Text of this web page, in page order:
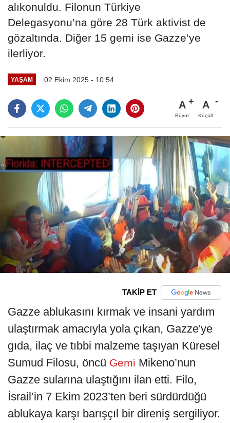
alıkonuldu. Filonun Türkiye
Delegasyonu’na göre 28 Türk aktivist de
gözaltında. Diğer 15 gemi ise Gazze’ye
ilerliyor.
YAŞAM 02 Ekim 2025 - 10:54
A
Büyüt
A
Küçült
TAKİP ET
Gazze ablukasını kırmak ve insani yardım
ulaştırmak amacıyla yola çıkan, Gazze'ye
gıda, ilaç ve tıbbi malzeme taşıyan Küresel
Sumud Filosu, öncü Gemi Mikeno’nun
Gazze sularına ulaştığını ilan etti. Filo,
İsrail’in 7 Ekim 2023’ten beri sürdürdüğü
ablukaya karşı barışçıl bir direniş sergiliyor.